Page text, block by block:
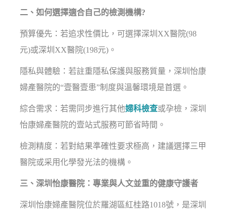
二、如何選擇適合自己的檢測機構?
預算優先：若追求性價比，可選擇深圳XX醫院(98
元)或深圳XX醫院(198元)。
隱私與體驗：若註重隱私保護與服務質量，深圳怡康
婦產醫院的“壹醫壹患”制度與溫馨環境是首選。
綜合需求：若需同步進行其他婦科檢查或孕檢，深圳
怡康婦產醫院的壹站式服務可節省時間。
檢測精度：若對結果準確性要求極高，建議選擇三甲
醫院或采用化學發光法的機構。
三、深圳怡康醫院：專業與人文並重的健康守護者
深圳怡康婦產醫院位於羅湖區紅桂路1018號，是深圳